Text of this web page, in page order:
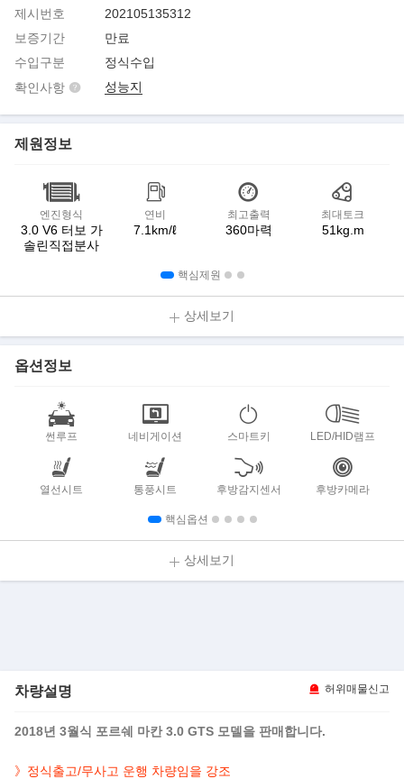
제시번호
202105135312
보증기간
만료
수입구분
정식수입
확인사항
성능지
제원정보
엔진형식
3.0 V6 터보 가
솔린직접분사
연비
7.1km/ℓ
최고출력
360마력
최대토크
51kg.m
핵심제원
상세보기
옵션정보
썬루프 네비게이션 스마트키 LED/HID램프
열선시트 통풍시트 후방감지센서 후방카메라
핵심옵션
상세보기
차량설명 허위매물신고
2018년 3월식 포르쉐 마칸 3.0 GTS 모델을 판매합니다.
》정식출고/무사고 운행 차량임을 강조